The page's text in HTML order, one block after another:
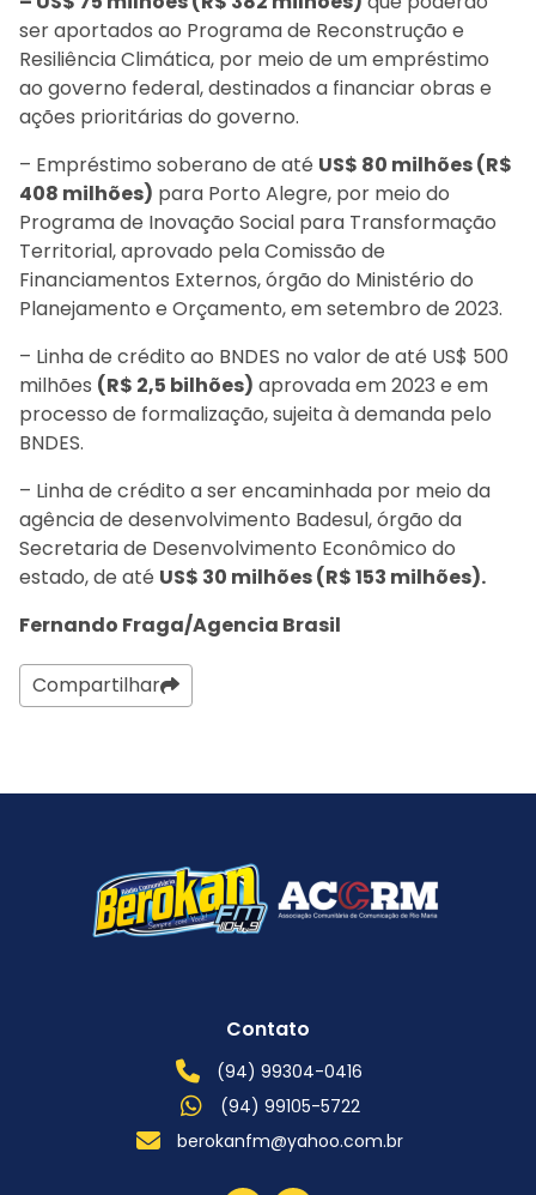
ser aportados ao Programa de Reconstrução e
Resiliência Climática, por meio de um empréstimo
ao governo federal, destinados a financiar obras e
ações prioritárias do governo.
– Empréstimo soberano de até US$ 80 milhões (R$
408 milhões) para Porto Alegre, por meio do
Programa de Inovação Social para Transformação
Territorial, aprovado pela Comissão de
Financiamentos Externos, órgão do Ministério do
Planejamento e Orçamento, em setembro de 2023.
– Linha de crédito ao BNDES no valor de até US$ 500
milhões (R$ 2,5 bilhões) aprovada em 2023 e em
processo de formalização, sujeita à demanda pelo
BNDES.
– Linha de crédito a ser encaminhada por meio da
agência de desenvolvimento Badesul, órgão da
Secretaria de Desenvolvimento Econômico do
estado, de até US$ 30 milhões (R$ 153 milhões).
Fernando Fraga/Agencia Brasil
Compartilhar
Contato
(94) 99304-0416
(94) 99105-5722
berokanfm@yahoo.com.br